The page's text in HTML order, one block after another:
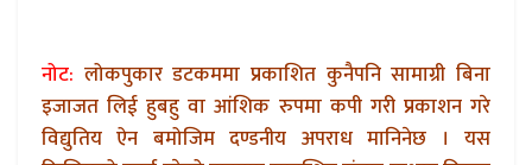
नोट: लोकपुकार डटकममा प्रकाशित कुनैपनि सामाग्री बिना
इजाजत लिई हुबहु वा आंशिक रुपमा कपी गरी प्रकाशन गरे
विद्युतिय ऐन बमोजिम दण्डनीय अपराध मानिनेछ । यस